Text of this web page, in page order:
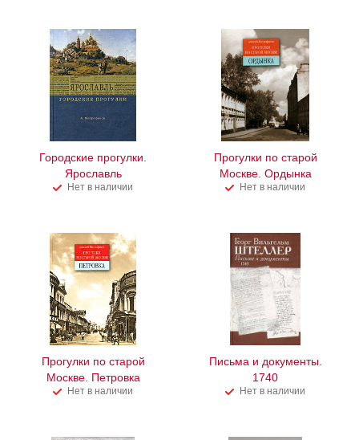
Городские прогулки.
Ярославль
Нет в наличии
Прогулки по старой
Москве. Ордынка
Нет в наличии
Прогулки по старой
Москве. Петровка
Нет в наличии
Письма и документы.
1740
Нет в наличии